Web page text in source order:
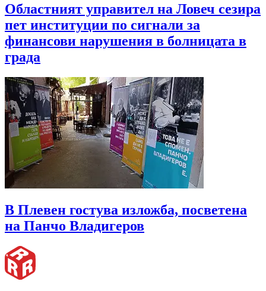
Областният управител на Ловеч сезира
пет институции по сигнали за
финансови нарушения в болницата в
града
В Плевен гостува изложба, посветена
на Панчо Владигеров